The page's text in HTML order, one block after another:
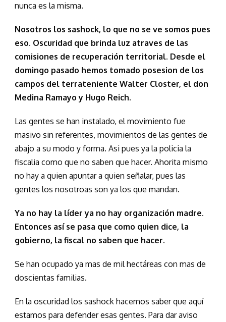
nunca es la misma.
Nosotros los sashock, lo que no se ve somos pues
eso. Oscuridad que brinda luz atraves de las
comisiones de recuperación territorial. Desde el
domingo pasado hemos tomado posesion de los
campos del terrateniente Walter Closter, el don
Medina Ramayo y Hugo Reich.
Las gentes se han instalado, el movimiento fue
masivo sin referentes, movimientos de las gentes de
abajo a su modo y forma. Asi pues ya la policia la
fiscalia como que no saben que hacer. Ahorita mismo
no hay a quien apuntar a quien señalar, pues las
gentes los nosotroas son ya los que mandan.
Ya no hay la líder ya no hay organización madre.
Entonces así se pasa que como quien dice, la
gobierno, la fiscal no saben que hacer.
Se han ocupado ya mas de mil hectáreas con mas de
doscientas familias.
En la oscuridad los sashock hacemos saber que aquí
estamos para defender esas gentes. Para dar aviso